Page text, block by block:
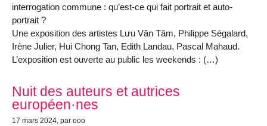
interrogation commune : qu’est-ce qui fait portrait et auto-
portrait ?
Une exposition des artistes Lưu Văn Tâm, Philippe Ségalard,
Irène Julier, Hui Chong Tan, Edith Landau, Pascal Mahaud.
L’exposition est ouverte au public les weekends : (…)
Nuit des auteurs et autrices
européen·nes
17 mars 2024, par ooo